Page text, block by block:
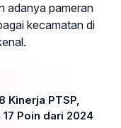
adanya pameran
kecamatan di
Kinerja PTSP,
Poin dari 2024